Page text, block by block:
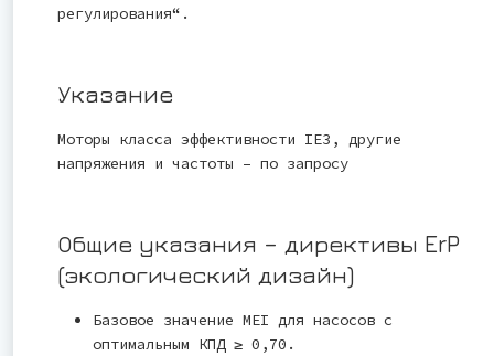
регулирования“.
Указание
Моторы класса эффективности IE3, другие
напряжения и частоты – по запросу
Общие указания – директивы ErP
(экологический дизайн)
Базовое значение MEI для насосов с
оптимальным КПД ≥ 0,70.